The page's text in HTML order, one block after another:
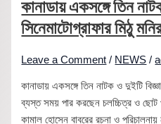
কানাডায় একসঙ্গে তিন
সিনেমাটোগ্রাফার মিঠু
Leave a Comment / NEWS /
কানাডায় একসঙ্গে তিন নাটক ও দুইটি
ব্যস্ত সময় পার করছেন চলচ্চিত্র ও ছোট
কামাল হোসেন বাবরের রচনা ও পরিচালনায়